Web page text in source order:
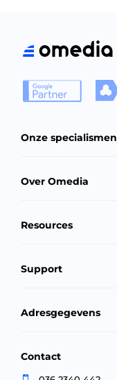
Onze specialismen
Over Omedia
Resources
Support
Adresgegevens
Contact